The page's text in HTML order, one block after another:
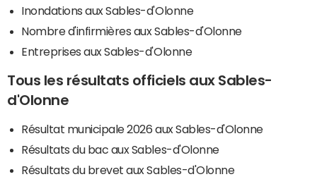
Inondations aux Sables-d'Olonne
Nombre d'infirmières aux Sables-d'Olonne
Entreprises aux Sables-d'Olonne
Tous les résultats officiels aux Sables-
d'Olonne
Résultat municipale 2026 aux Sables-d'Olonne
Résultats du bac aux Sables-d'Olonne
Résultats du brevet aux Sables-d'Olonne